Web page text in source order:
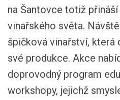
na Šantovce totiž
vinařského světa.
špičková vinařství,
své produkce. Akce
doprovodný program
workshopy, jejichž